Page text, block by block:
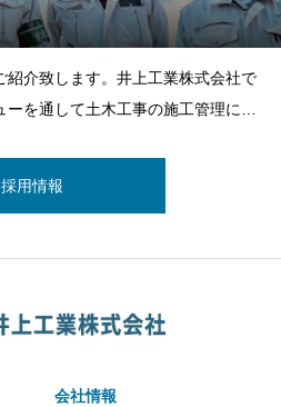
紹介致します。井上工業株式会社で
を通して土木工事の施工管理にお
採用情報
会社情報